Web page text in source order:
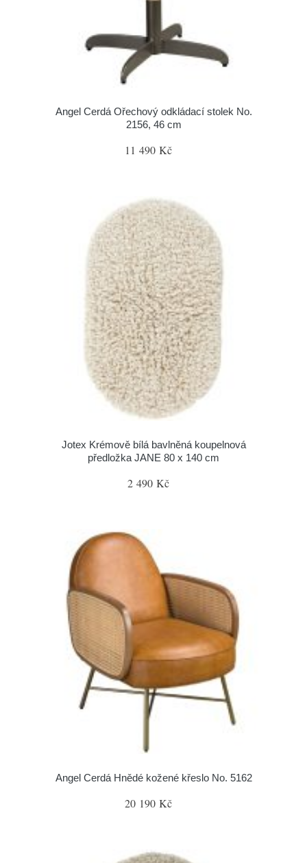
Angel Cerdá Ořechový odkládací stolek No.
2156, 46 cm
11 490 Kč
Jotex Krémově bílá bavlněná koupelnová
předložka JANE 80 x 140 cm
2 490 Kč
Angel Cerdá Hnědé kožené křeslo No. 5162
20 190 Kč